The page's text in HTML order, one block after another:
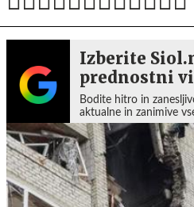
Izberite
prednostni
Bodite hitro in
aktualne in zanimive